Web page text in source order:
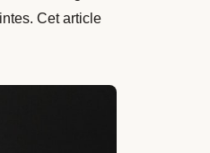
Cet article